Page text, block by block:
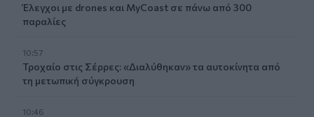
Έλεγχοι με drones και MyCoast σε πάνω από 300
παραλίες
10:57
Τροχαίο στις Σέρρες: «Διαλύθηκαν» τα αυτοκίνητα από
τη μετωπική σύγκρουση
10:46